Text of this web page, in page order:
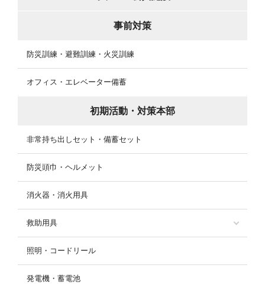
事前対策
防災訓練・避難訓練・火災訓練
オフィス・エレベーター備蓄
初期活動・対策本部
非常持ち出しセット・備蓄セット
防災頭巾・ヘルメット
消火器・消火用具
救助用具
照明・コードリール
発電機・蓄電池